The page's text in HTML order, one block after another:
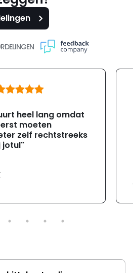
heel lang omdat
moeten
zelf rechtstreeks
jotul"